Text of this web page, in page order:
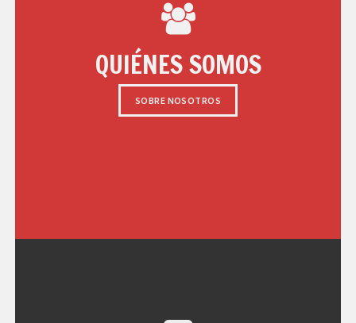
QUIÉNES SOMOS
SOBRE NOSOTROS